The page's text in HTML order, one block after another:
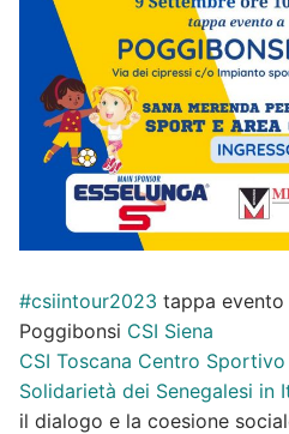
#csiintour2023 tappa
Poggibonsi CSI Siena
CSI Toscana Centro Sportivo
Solidarietà dei Senegalesi in
il dialogo e la coesione